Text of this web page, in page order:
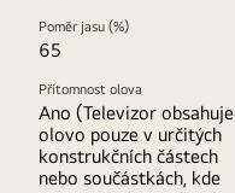
Poměr jasu (%)
65
Přítomnost olova
Ano (Televizor obsahuje
olovo pouze v určitých
konstrukčních částech
nebo součástkách, kde